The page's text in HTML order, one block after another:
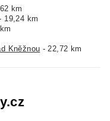
km
19,24 km
Kněžnou - 22,72 km